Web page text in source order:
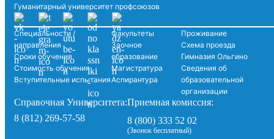
Гуманитарный университет профсоюзов
Специальности /
направления
Сроки обучения
Стоимость обучения
Вступительные испытания
Факультеты
Заочное
образование
Магистратура
Аспирантура
Проживание
Схема проезда
Гимназия Ольгино
Сведения об
образовательной
организации
Справочная Университета:
8 (812) 269-57-58
Приемная комиссия:
8 (800) 333 52 02
(Звонок бесплатный)